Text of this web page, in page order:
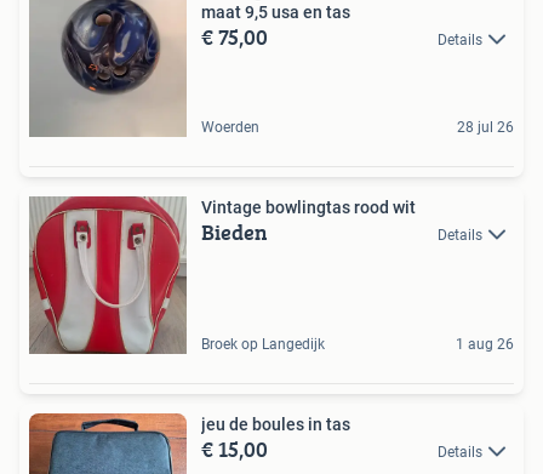
maat 9,5 usa en tas
€ 75,00 Details
Woerden 28 jul 26
Vintage bowlingtas rood wit
Bieden Details
Broek op Langedijk 1 aug 26
jeu de boules in tas
€ 15,00 Details